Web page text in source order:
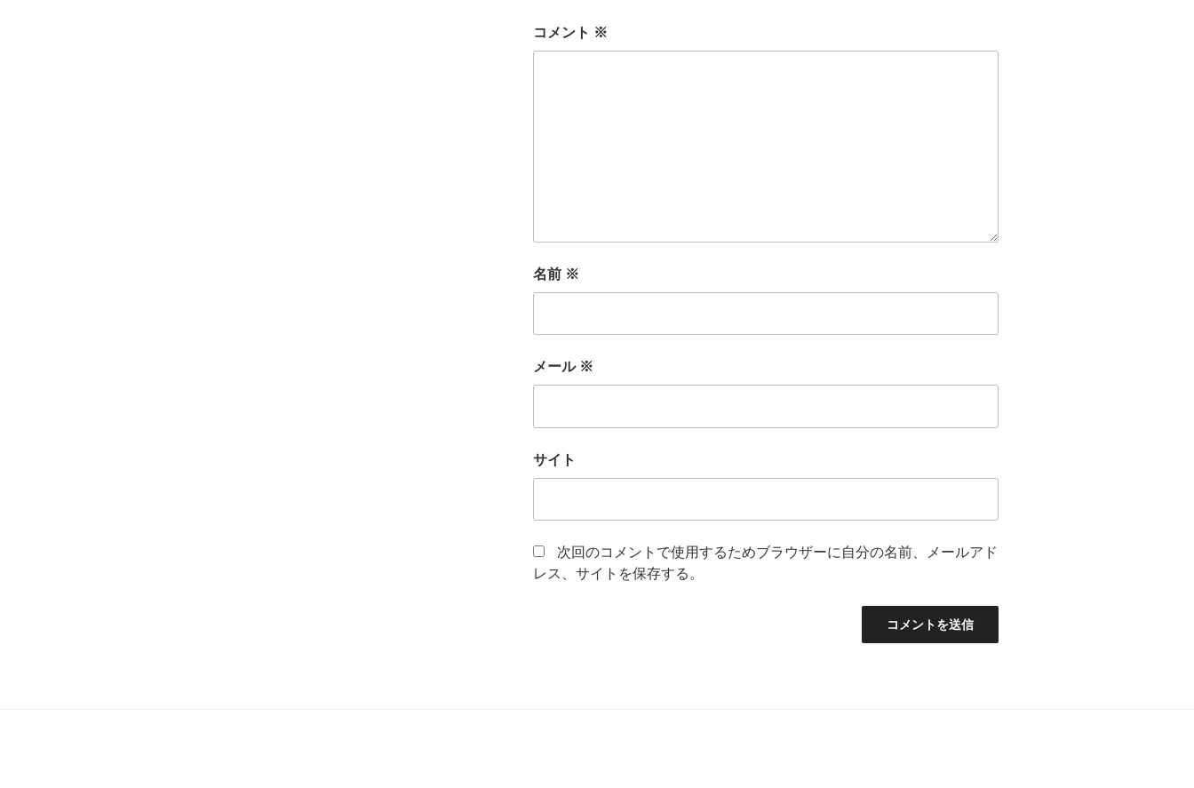
コメント ※
名前 ※
メール ※
サイト
次回のコメントで使用するためブラウザーに自分の名前、メールアド
レス、サイトを保存する。